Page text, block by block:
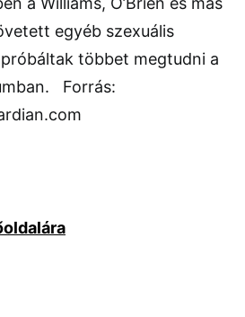
egyéb szexuális
többet megtudni a
Forrás: